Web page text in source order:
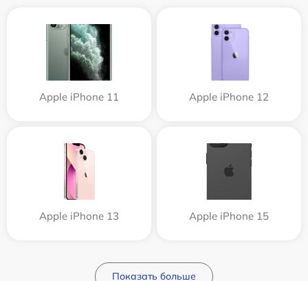
Apple iPhone 11 Apple iPhone 12
Apple iPhone 13 Apple iPhone 15
Показать больше